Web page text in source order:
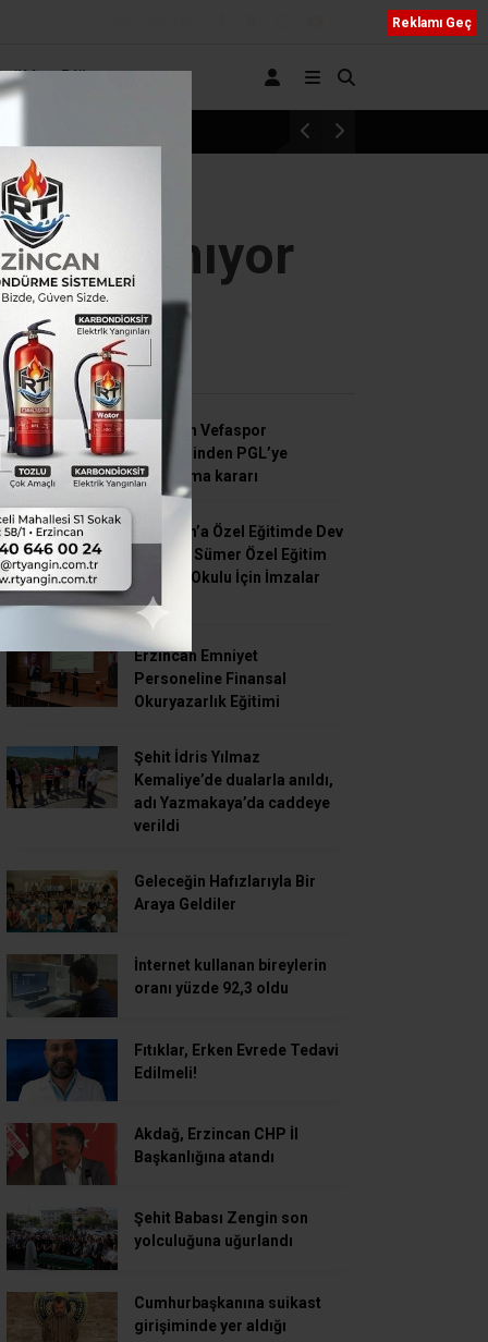
Diğer
Erzincan’a Özel Eğitimde Dev Yatırım:
SON HABERLER
Erzincan Vefaspor
yönetiminden PGL’ye
katılmama kararı
Erzincan’a Özel Eğitimde Dev
Yatırım: Sümer Özel Eğitim
Meslek Okulu İçin İmzalar
Atıldı”
Erzincan Emniyet
Personeline Finansal
Okuryazarlık Eğitimi
Şehit İdris Yılmaz
Kemaliye’de dualarla anıldı,
adı Yazmakaya’da caddeye
verildi
Geleceğin Hafızlarıyla Bir
Araya Geldiler
İnternet kullanan bireylerin
oranı yüzde 92,3 oldu
Fıtıklar, Erken Evrede Tedavi
Edilmeli!
Akdağ, Erzincan CHP İl
Başkanlığına atandı
Şehit Babası Zengin son
yolculuğuna uğurlandı
Cumhurbaşkanına suikast
girişiminde yer aldığı
Reklamı Geç